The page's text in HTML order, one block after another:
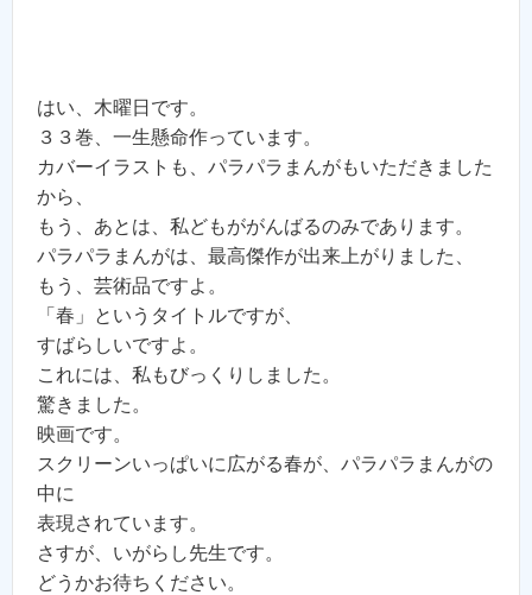
はい、木曜日です。
３３巻、一生懸命作っています。
カバーイラストも、パラパラまんがもいただきました
から、
もう、あとは、私どもががんばるのみであります。
パラパラまんがは、最高傑作が出来上がりました、
もう、芸術品ですよ。
「春」というタイトルですが、
すばらしいですよ。
これには、私もびっくりしました。
驚きました。
映画です。
スクリーンいっぱいに広がる春が、パラパラまんがの
中に
表現されています。
さすが、いがらし先生です。
どうかお待ちください。